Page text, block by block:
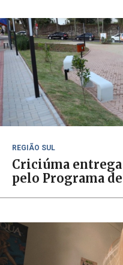
REGIÃO SUL
Criciúma
pelo Programa